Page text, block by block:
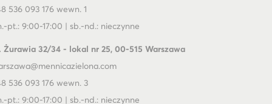
536 093 176 wewn. 1
pt.: 9:00-17:00 | sb.-nd.: nieczynne
Żurawia 32/34 - lokal nr 25, 00-515 Warszawa
536 093 176 wewn. 3
pt.: 9:00-17:00 | sb.-nd.: nieczynne